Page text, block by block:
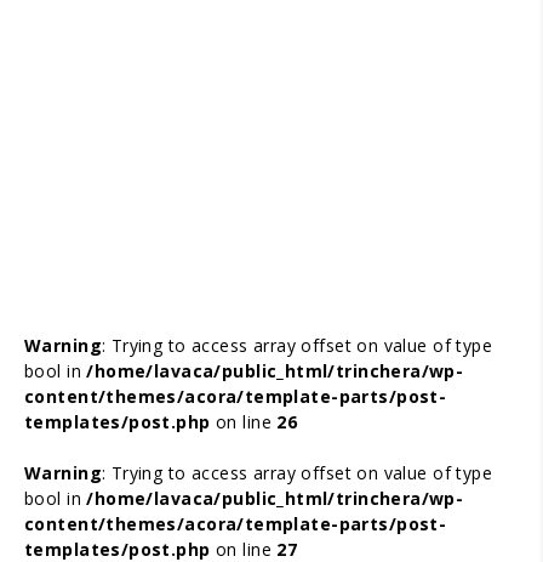
Warning: Trying to access array offset on value of type
bool in/home/lavaca/public_html/trinchera/wp-
content/themes/acora/template-parts/post-
templates/post.php on line 26
Warning: Trying to access array offset on value of type
bool in/home/lavaca/public_html/trinchera/wp-
content/themes/acora/template-parts/post-
templates/post.php on line 27